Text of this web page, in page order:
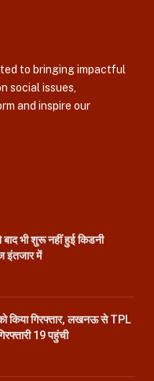
to bringing impactful
social issues,
and inspire our
भी शुरू नहीं हुई किडनी
इंतजार में
किया गिरफ्तार, लखनऊ से TPL
19 पहुंची